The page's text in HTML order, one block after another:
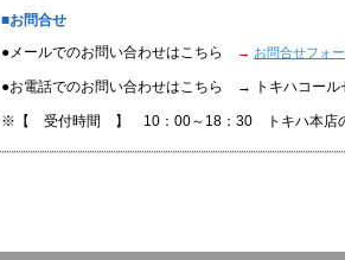
■お問合せ
●メールでのお問い合わせはこちら
→ お問合せフォ
●お電話でのお問い合わせはこちら → トキハコール
※【 受付時間 】 10：00～18：30 トキハ本店の